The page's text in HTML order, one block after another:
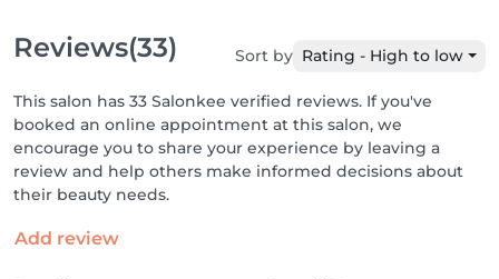
Reviews(33) Sort by Rating - High to low
This salon has 33 Salonkee verified reviews. If you've
booked an online appointment at this salon, we
encourage you to share your experience by leaving a
review and help others make informed decisions about
their beauty needs.
Add review